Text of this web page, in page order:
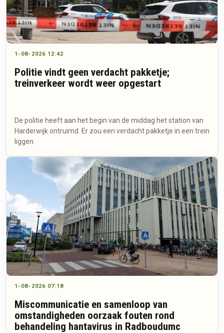
1-08-2026 12:42
Politie vindt geen verdacht pakketje;
treinverkeer wordt weer opgestart
De politie heeft aan het begin van de middag het station van
Harderwijk ontruimd. Er zou een verdacht pakketje in een trein
liggen.
1-08-2026 07:18
Miscommunicatie en samenloop van
omstandigheden oorzaak fouten rond
behandeling hantavirus in Radboudumc